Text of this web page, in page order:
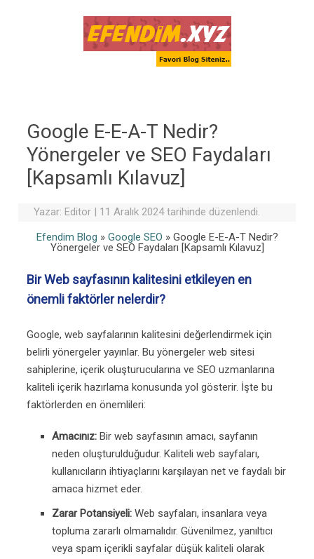
Google E-E-A-T Nedir?
Yönergeler ve SEO Faydaları
[Kapsamlı Kılavuz]
Yazar: Editor | 11 Aralık 2024 tarihinde düzenlendi.
Efendim Blog » Google SEO » Google E-E-A-T Nedir?
Yönergeler ve SEO Faydaları [Kapsamlı Kılavuz]
Bir Web sayfasının kalitesini etkileyen en
önemli faktörler nelerdir?
Google, web sayfalarının kalitesini değerlendirmek için
belirli yönergeler yayınlar. Bu yönergeler web sitesi
sahiplerine, içerik oluşturucularına ve SEO uzmanlarına
kaliteli içerik hazırlama konusunda yol gösterir. İşte bu
faktörlerden en önemlileri:
Amacınız: Bir web sayfasının amacı, sayfanın
neden oluşturulduğudur. Kaliteli web sayfaları,
kullanıcıların ihtiyaçlarını karşılayan net ve faydalı bir
amaca hizmet eder.
Zarar Potansiyeli: Web sayfaları, insanlara veya
topluma zararlı olmamalıdır. Güvenilmez, yanıltıcı
veya spam içerikli sayfalar düşük kaliteli olarak